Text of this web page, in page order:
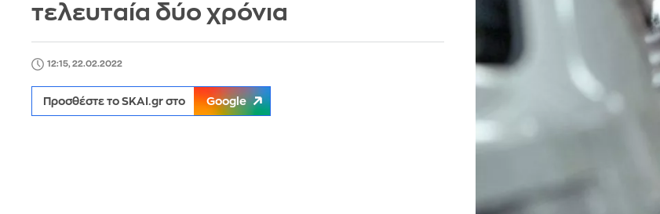
τελευταία δύο χρόνια
12:15, 22.02.2022
Προσθέστε το SKAI.gr στο Google